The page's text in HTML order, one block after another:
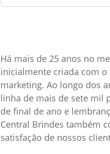
Há mais de 25 anos no
inicialmente criada com o
marketing. Ao longo dos
linha de mais de sete mil
de final de ano e
Central Brindes também
satisfação de nossos